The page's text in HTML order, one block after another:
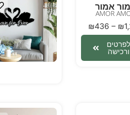
אמור
AMOR
₪436 – ₪
לפרטים
ורכישה